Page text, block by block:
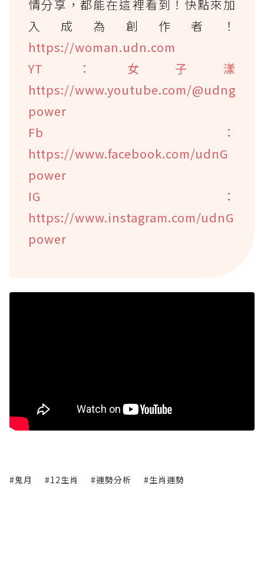
情分享，都能在這裡看到！快點來加
入成為創作者！
https://woman.udn.com
YT：女子漾
https://www.youtube.com/@udng
power
Fb：
https://www.facebook.com/udnG
power
IG：
https://www.instagram.com/udnG
power
#鬼月 #12生肖 #運勢分析 #生肖運勢